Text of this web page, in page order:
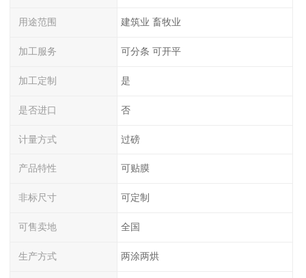
用途范围 建筑业 畜牧业
加工服务 可分条 可开平
加工定制 是
是否进口 否
计量方式 过磅
产品特性 可贴膜
非标尺寸 可定制
可售卖地 全国
生产方式 两涂两烘